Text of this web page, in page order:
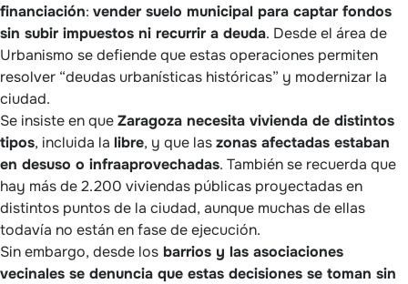
financiación: vender suelo municipal para captar fondos
sin subir impuestos ni recurrir a deuda. Desde el área de
Urbanismo se defiende que estas operaciones permiten
resolver “deudas urbanísticas históricas” y modernizar la
ciudad.
Se insiste en queZaragoza necesita vivienda de distintos
tipos, incluida la libre, y que laszonas afectadas estaban
en desuso o infraaprovechadas. También se recuerda que
hay más de 2.200 viviendas públicas proyectadas en
distintos puntos de la ciudad, aunque muchas de ellas
todavía no están en fase de ejecución.
Sin embargo, desde los barrios y las asociaciones
vecinales se denuncia que estas decisiones se toman sin